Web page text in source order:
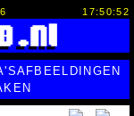
17:50:53
AFBEELDINGEN